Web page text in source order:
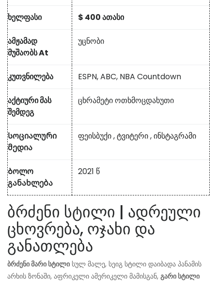
ხელფასი $ 400 ათასი
ამჟამად
მუშაობს At
უცნობი
კუთვნილება ESPN, ABC, NBA Countdown
აქტიური მას
შემდეგ
ცხრამეტი ოთხმოცდახუთი
Სოციალური
მედია
ფეისბუქი,ტვიტერი,ინსტაგრამი
Ბოლო
განახლება
2021 წ
ბრძენი სტილი | ადრეული
ცხოვრება, ოჯახი და
განათლება
ბრძენი მარი სტილი სულ მალე, სეიგ სტილი დაიბადა პანამის
არხის ზონაში, აფრიკელი ამერიკელი მამისგან, გარი სტილი